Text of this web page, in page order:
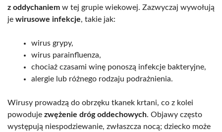
z oddychaniem w tej grupie wiekowej. Zazwyczaj wywołują
je wirusowe infekcje, takie jak:
wirus grypy,
wirus parainfluenza,
chociaż czasami winę ponoszą infekcje bakteryjne,
alergie lub różnego rodzaju podrażnienia.
Wirusy prowadzą do obrzęku tkanek krtani, co z kolei
powoduje zwężenie dróg oddechowych. Objawy często
występują niespodziewanie, zwłaszcza nocą; dziecko może